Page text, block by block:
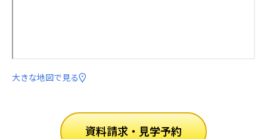
大きな地図で見る
資料請求・見学予約